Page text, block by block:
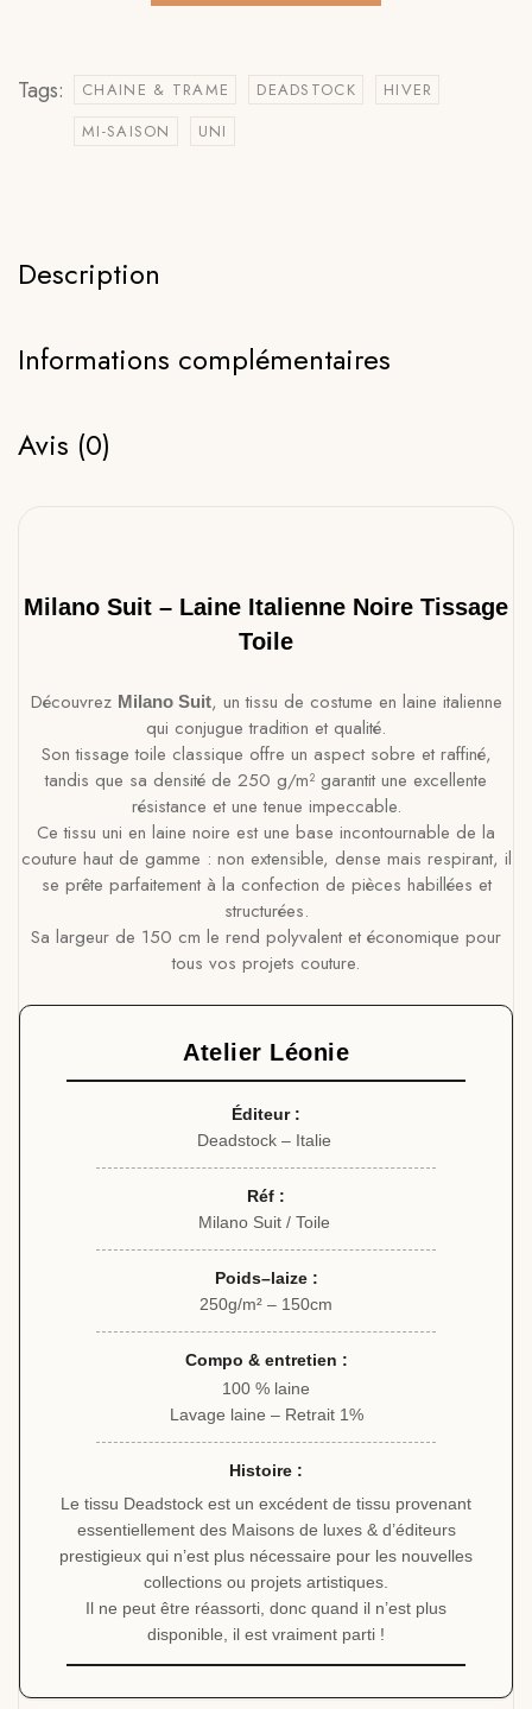
Tags: CHAINE & TRAME DEADSTOCK
HIVER
MI-SAISON
UNI
Description
Informations complémentaires
Avis (0)
Milano Suit – Laine Italienne Noire Tissage
Toile
Découvrez Milano Suit, un tissu de costume en laine italienne
qui conjugue tradition et qualité.
Son tissage toile classique offre un aspect sobre et raffiné,
tandis que sa densité de 250 g/m² garantit une excellente
résistance et une tenue impeccable.
Ce tissu uni en laine noire est une base incontournable de la
couture haut de gamme : non extensible, dense mais respirant, il
se prête parfaitement à la confection de pièces habillées et
structurées.
Sa largeur de 150 cm le rend polyvalent et économique pour
tous vos projets couture.
Atelier Léonie
Éditeur :
Deadstock – Italie
Réf :
Milano Suit / Toile
Poids–laize :
250g/m² – 150cm
Compo & entretien :
100 % laine
Lavage laine – Retrait 1%
Histoire :
Le tissu Deadstock est un excédent de tissu provenant
essentiellement des Maisons de luxes & d’éditeurs
prestigieux qui n’est plus nécessaire pour les nouvelles
collections ou projets artistiques.
Il ne peut être réassorti, donc quand il n’est plus
disponible, il est vraiment parti !